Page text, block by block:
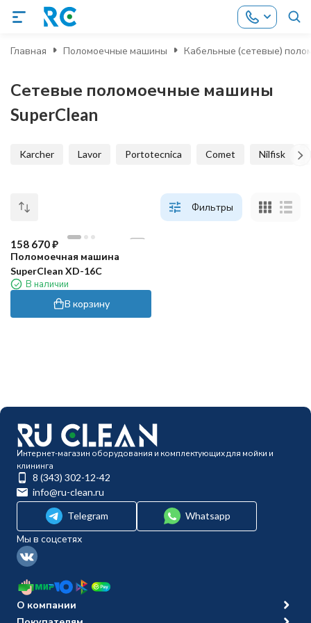
Главная Поломоечные машины Кабельные (сетевые)
Сетевые поломоечные машины
SuperClean
Karcher Lavor Portotecnica Comet Nilfisk
Фильтры
158 670₽
Поломоечная машина
SuperClean XD-16C
В наличии
В корзину
Интернет-магазин оборудования и комплектующих для мойки и
клининга
8 (343) 302-12-42
info@ru-clean.ru
Telegram
Whatsapp
Мы в соцсетях
О компании